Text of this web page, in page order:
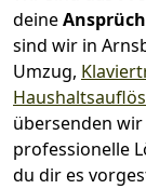
deine
sind wir in
Umzug,
übersenden
professionelle
du dir es